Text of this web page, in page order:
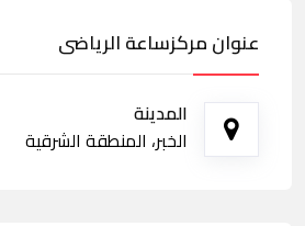
عنوان مركزساعة الرياضى
المدينة
الخبر، المنطقة الشرقية